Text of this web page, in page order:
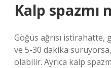
Kalp spazmı
Göğüs ağrısı istirahatte,
ve 5-30 dakika
olabilir. Ayrıca kalp